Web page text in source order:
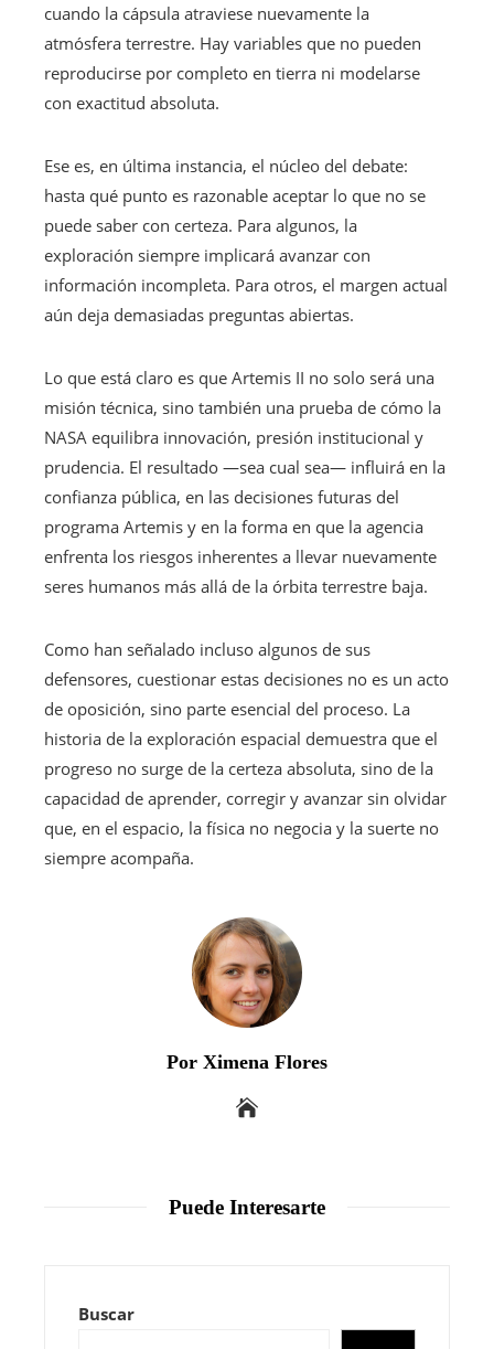
cuando la cápsula atraviese nuevamente la
atmósfera terrestre. Hay variables que no pueden
reproducirse por completo en tierra ni modelarse
con exactitud absoluta.
Ese es, en última instancia, el núcleo del debate:
hasta qué punto es razonable aceptar lo que no se
puede saber con certeza. Para algunos, la
exploración siempre implicará avanzar con
información incompleta. Para otros, el margen actual
aún deja demasiadas preguntas abiertas.
Lo que está claro es que Artemis II no solo será una
misión técnica, sino también una prueba de cómo la
NASA equilibra innovación, presión institucional y
prudencia. El resultado —sea cual sea— influirá en la
confianza pública, en las decisiones futuras del
programa Artemis y en la forma en que la agencia
enfrenta los riesgos inherentes a llevar nuevamente
seres humanos más allá de la órbita terrestre baja.
Como han señalado incluso algunos de sus
defensores, cuestionar estas decisiones no es un acto
de oposición, sino parte esencial del proceso. La
historia de la exploración espacial demuestra que el
progreso no surge de la certeza absoluta, sino de la
capacidad de aprender, corregir y avanzar sin olvidar
que, en el espacio, la física no negocia y la suerte no
siempre acompaña.
Por Ximena Flores
Puede Interesarte
Buscar